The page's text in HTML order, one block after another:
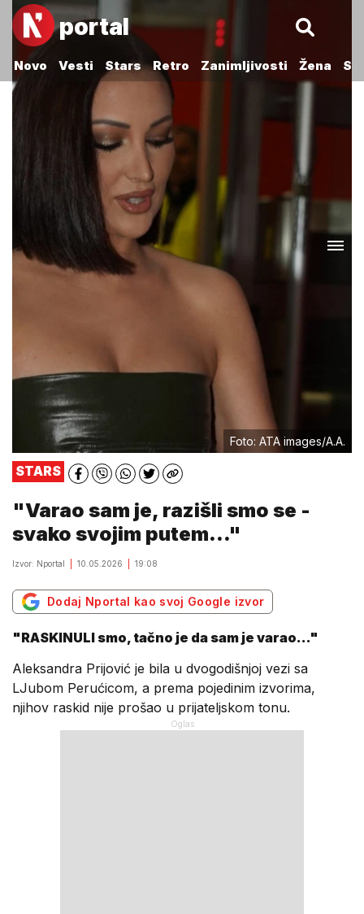
portal
Novo Vesti Stars Retro Zanimljivosti Žena
Foto: ATA images/A.A.
STARS
"Varao sam je, razišli smo se -
svako svojim putem..."
Izvor: Nportal 10.05.2026 19:08
Dodaj Nportal kao svoj Google izvor
"RASKINULI smo, tačno je da sam je varao..."
Aleksandra Prijović je bila u dvogodišnjoj vezi sa
LJubom Perućicom, a prema pojedinim izvorima,
njihov raskid nije prošao u prijateljskom tonu.